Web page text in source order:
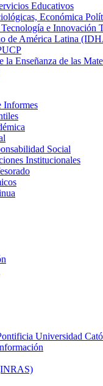
Educativos
Económica
e
de América Latina
la Enseñanza de las
Informes
Social
Institucionales
Universidad